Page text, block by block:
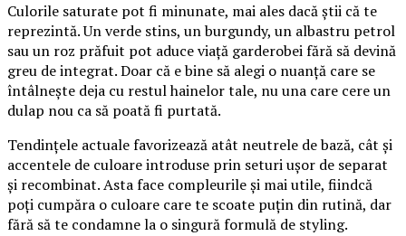
Culorile saturate pot fi minunate, mai ales dacă știi că te
reprezintă. Un verde stins, un burgundy, un albastru petrol
sau un roz prăfuit pot aduce viață garderobei fără să devină
greu de integrat. Doar că e bine să alegi o nuanță care se
întâlnește deja cu restul hainelor tale, nu una care cere un
dulap nou ca să poată fi purtată.
Tendințele actuale favorizează atât neutrele de bază, cât și
accentele de culoare introduse prin seturi ușor de separat
și recombinat. Asta face compleurile și mai utile, fiindcă
poți cumpăra o culoare care te scoate puțin din rutină, dar
fără să te condamne la o singură formulă de styling.